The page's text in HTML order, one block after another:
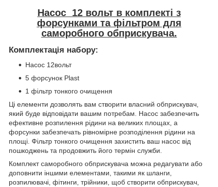
Насос 12 вольт в комплекті з
форсунками та фільтром для
саморобного обприскувача.
Комплектація набору:
Насос 12вольт
5 форсунок Plast
1 фільтр тонкого очищення
Ці елементи дозволять вам створити власний обприскувач,
який буде відповідати вашим потребам. Насос забезпечить
ефективне розпилення рідини на великих площах, а
форсунки забезпечать рівномірне розподілення рідини на
площі. Фільтр тонкого очищення захистить ваш насос від
пошкоджень та продовжить його термін служби.
Комплект саморобного обприскувача можна редагувати або
доповнити іншими елементами, такими як шланги,
розпилювачі, фітинги, трійники, щоб створити обприскувач,